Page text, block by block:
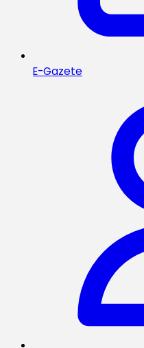
E-Gazete